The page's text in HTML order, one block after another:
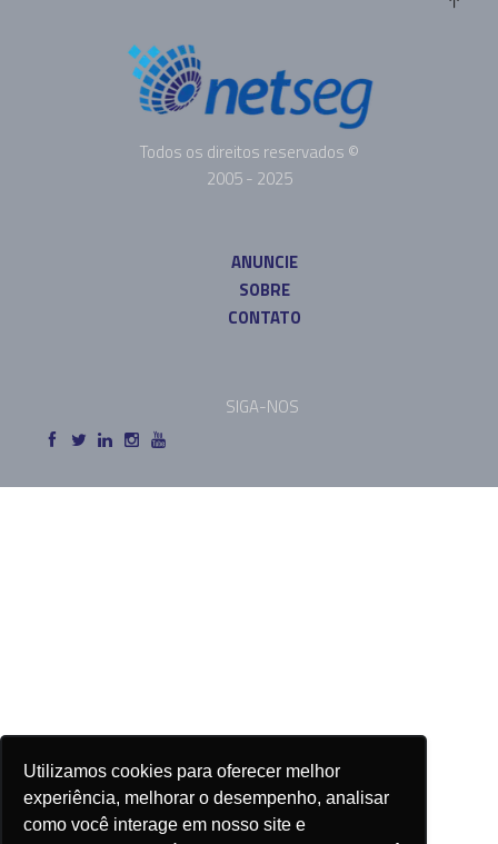
Utilizamos cookies para oferecer melhor
experiência, melhorar o desempenho, analisar
como você interage em nosso site e
Todos os direitos reservados ©
2005 - 2025
ANUNCIE
SOBRE
CONTATO
SIGA-NOS